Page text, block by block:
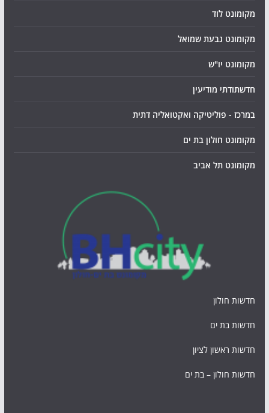
מקומונט לוד
מקומונט גבעת שמואל
מקומונט יו"ש
חדשתודתי מודיעין
במרכז - פוליטיקה ואקטואליה דתית
מקומונט חולון בת ים
מקומונט תל אביב
חדשות חולון
חדשות בת ים
חדשות ראשון לציון
חדשות חולון – בת ים